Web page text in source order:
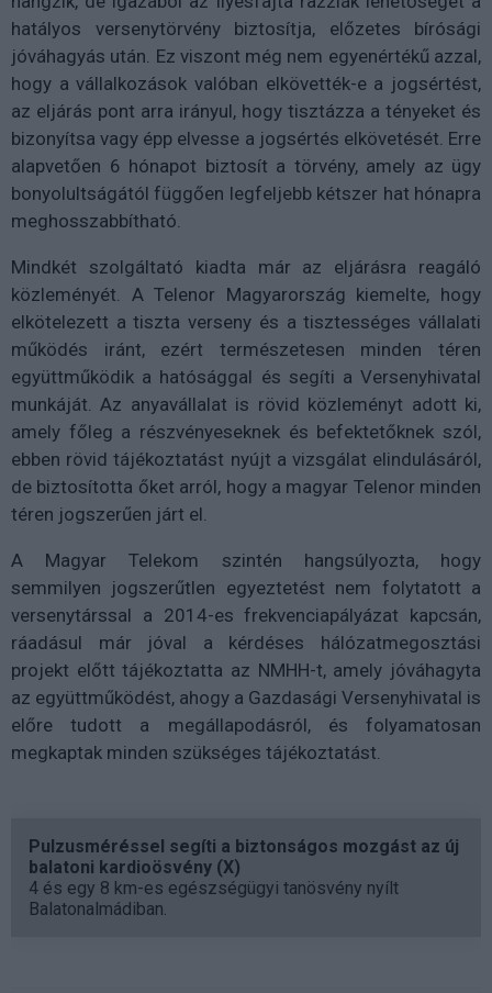
hatályos versenytörvény biztosítja, előzetes bírósági
jóváhagyás után. Ez viszont még nem egyenértékű azzal,
hogy a vállalkozások valóban elkövették-e a jogsértést,
az eljárás pont arra irányul, hogy tisztázza a tényeket és
bizonyítsa vagy épp elvesse a jogsértés elkövetését. Erre
alapvetően 6 hónapot biztosít a törvény, amely az ügy
bonyolultságától függően legfeljebb kétszer hat hónapra
meghosszabbítható.
Mindkét szolgáltató kiadta már az eljárásra reagáló
közleményét. A Telenor Magyarország kiemelte, hogy
elkötelezett a tiszta verseny és a tisztességes vállalati
működés iránt, ezért természetesen minden téren
együttműködik a hatósággal és segíti a Versenyhivatal
munkáját. Az anyavállalat is rövid közleményt adott ki,
amely főleg a részvényeseknek és befektetőknek szól,
ebben rövid tájékoztatást nyújt a vizsgálat elindulásáról,
de biztosította őket arról, hogy a magyar Telenor minden
téren jogszerűen járt el.
A Magyar Telekom szintén hangsúlyozta, hogy
semmilyen jogszerűtlen egyeztetést nem folytatott a
versenytárssal a 2014-es frekvenciapályázat kapcsán,
ráadásul már jóval a kérdéses hálózatmegosztási
projekt előtt tájékoztatta az NMHH-t, amely jóváhagyta
az együttműködést, ahogy a Gazdasági Versenyhivatal is
előre tudott a megállapodásról, és folyamatosan
megkaptak minden szükséges tájékoztatást.
Pulzusméréssel segíti a biztonságos mozgást az új
balatoni kardioösvény (X)
4 és egy 8 km-es egészségügyi tanösvény nyílt
Balatonalmádiban.